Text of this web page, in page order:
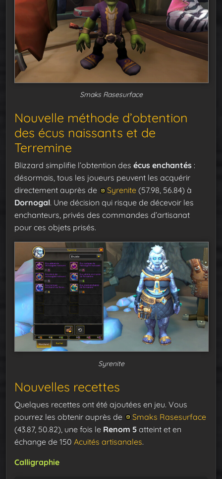
Smaks Rasesurface
Nouvelle méthode d’obtention
des écus naissants et de
Terremine
Blizzard simplifie l’obtention des écus enchantés :
désormais, tous les joueurs peuvent les acquérir
directement auprès de
Syrenite (57.98, 56.84) à
Dornogal. Une décision qui risque de décevoir les
enchanteurs, privés des commandes d’artisanat
pour ces objets prisés.
Syrenite
Nouvelles recettes
Quelques recettes ont été ajoutées en jeu. Vous
pourrez les obtenir auprès de
Smaks Rasesurface
(43.87, 50.82), une fois le Renom 5 atteint et en
échange de 150 Acuités artisanales.
Calligraphie